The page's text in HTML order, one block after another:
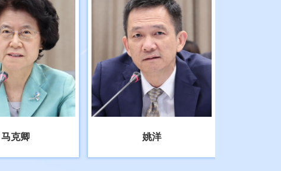
马克卿 姚洋